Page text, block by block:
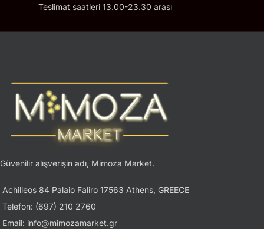
Teslimat saatleri 13.00-23.30 arası
Güvenilir alışverişin adı, Mimoza Market.
Achilleos 84 Palaio Faliro 17563 Athens, GREECE
Telefon: (697) 210 2760
Email: info@mimozamarket.gr